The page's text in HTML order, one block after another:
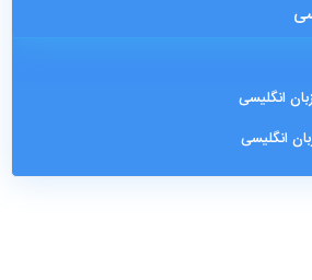
انگلیسی
انگلیسی